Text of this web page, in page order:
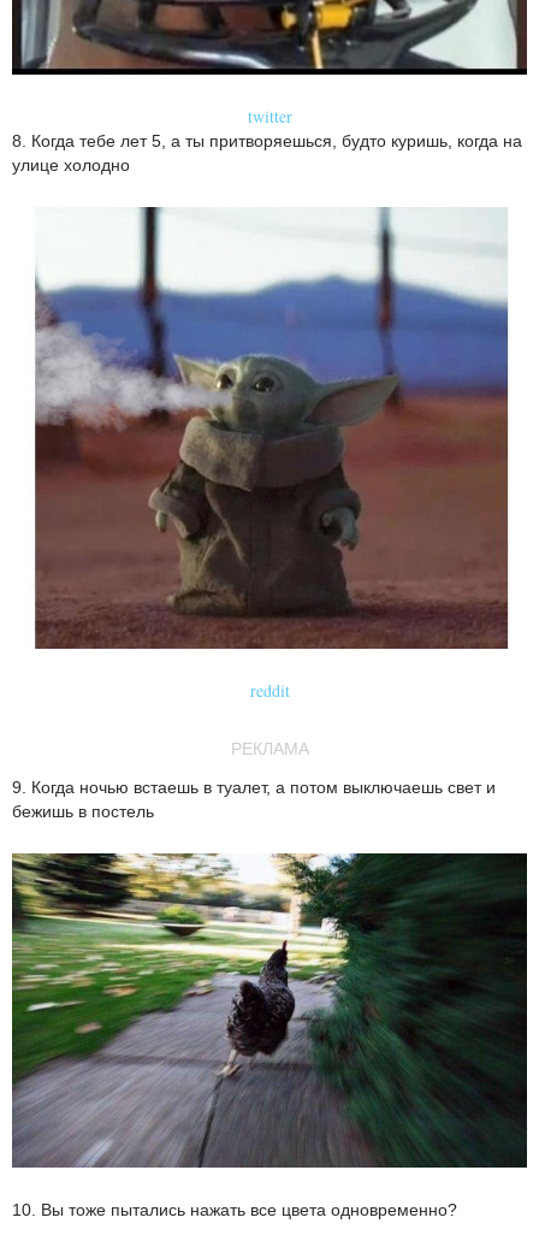
twitter
8. Когда тебе лет 5, а ты притворяешься, будто куришь, когда на
улице холодно
reddit
РЕКЛАМА
9. Когда ночью встаешь в туалет, а потом выключаешь свет и
бежишь в постель
10. Вы тоже пытались нажать все цвета одновременно?